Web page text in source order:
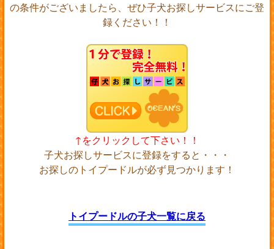
の条件がございましたら、ぜひ子犬お探しサービスにご登
録ください！！
↑をクリックして下さい！！
子犬お探しサービスに登録をすると・・・
お探しのトイプードルが必ず見つかります！
トイプードルの子犬一覧に戻る